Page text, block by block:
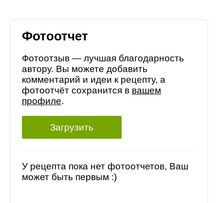
Фотоотчет
Фотоотзыв — лучшая благодарность
автору. Вы можете добавить
комментарий и идеи к рецепту, а
фотоотчёт сохранится в вашем
профиле.
Загрузить
У рецепта пока нет фотоотчетов, Ваш
может быть первым :)